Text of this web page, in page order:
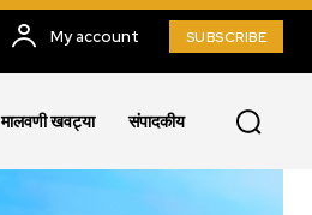
My account SUBSCRIBE
मालवणी खवट्या संपादकीय